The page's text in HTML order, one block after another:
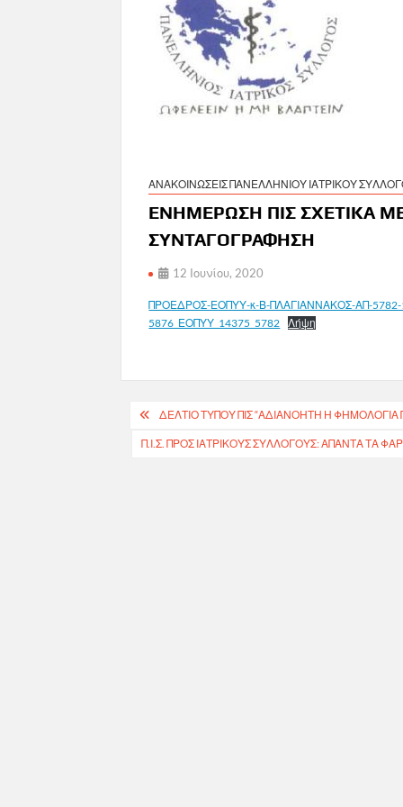
ΑΝΑΚΟΙΝΩΣΕΙΣ ΠΑΝΕΛΛΗΝΙΟΥ ΙΑΤΡΙΚΟΥ
ΕΝΗΜΕΡΩΣΗ ΠΙΣ ΣΧΕΤΙΚΑ
ΣΥΝΤΑΓΟΓΡΑΦΗΣΗ
12 Ιουνίου, 2020
ΠΡΟΕΔΡΟΣ-ΕΟΠΥΥ-κ-Β-ΠΛΑΓΙΑΝΝΑΚΟΣ-ΑΠ-5782-
5876_ΕΟΠΥΥ_14375_5782
Λήψη
Πλοήγηση
άρθρων
ΔΕΛΤΙΟ ΤΥΠΟΥ ΠΙΣ “ΑΔΙΑΝΟΗΤΗ Η
Π.Ι.Σ. ΠΡΟΣ ΙΑΤΡΙΚΟΎΣ ΣΥΛΛΌΓΟΥΣ: ΆΠΑΝΤΑ ΤΑ